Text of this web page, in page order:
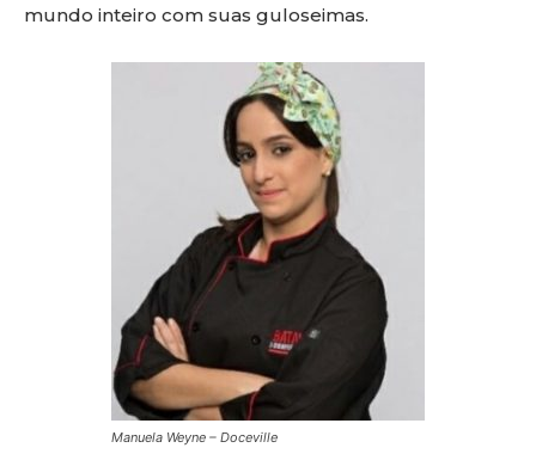
mundo inteiro com suas guloseimas.
Manuela Weyne – Doceville